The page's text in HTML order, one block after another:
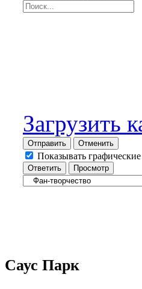
Загрузить
Отправить Отменить
Показывать
Саус Парк